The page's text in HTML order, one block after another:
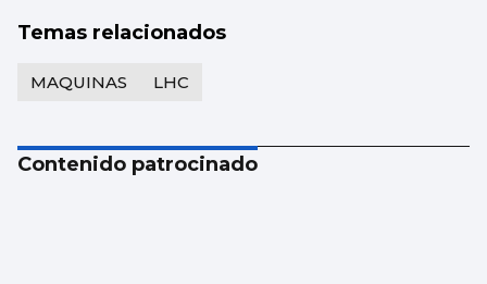
Temas relacionados
MAQUINAS LHC
Contenido patrocinado